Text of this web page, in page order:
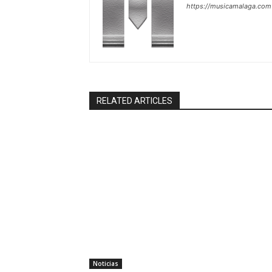
https://musicamalaga.com
RELATED ARTICLES
Noticias